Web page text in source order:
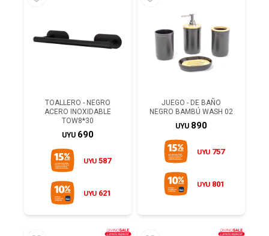
TOALLERO - NEGRO
ACERO INOXIDABLE
TOW8*30
UYU 690
UYU 587
UYU 621
JUEGO - DE BAÑO
NEGRO BAMBÚ WASH 02
UYU 890
UYU 757
UYU 801